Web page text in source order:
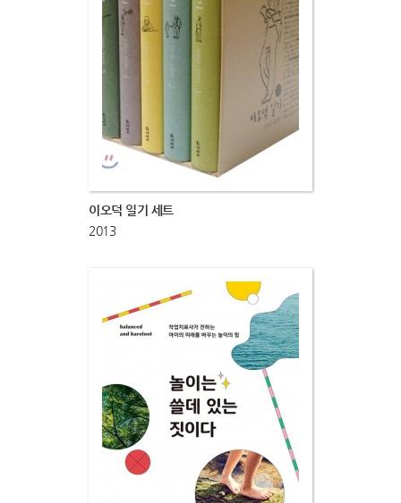
이오덕 일기 세트
2013